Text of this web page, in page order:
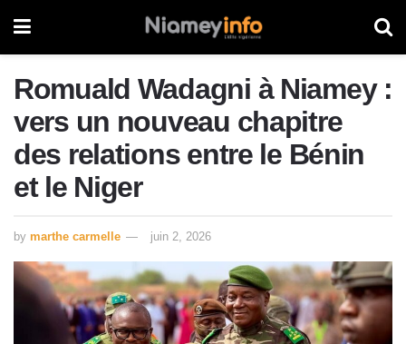
Romuald Wadagni à Niamey :
vers un nouveau chapitre
des relations entre le Bénin
et le Niger
by marthe carmelle juin 2, 2026